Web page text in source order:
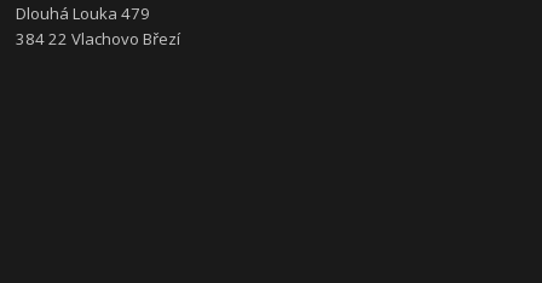
Dlouhá Louka 479
384 22 Vlachovo Březí